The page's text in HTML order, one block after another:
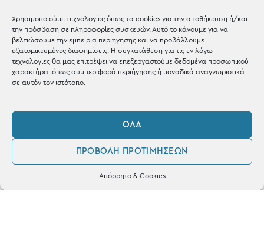
Χρησιμοποιούμε τεχνολογίες όπως τα cookies για την αποθήκευση ή/και
την πρόσβαση σε πληροφορίες συσκευών. Αυτό το κάνουμε για να
βελτιώσουμε την εμπειρία περιήγησης και να προβάλλουμε
εξατομικευμένες διαφημίσεις. Η συγκατάθεση για τις εν λόγω
τεχνολογίες θα μας επιτρέψει να επεξεργαστούμε δεδομένα προσωπικού
χαρακτήρα, όπως συμπεριφορά περιήγησης ή μοναδικά αναγνωριστικά
σε αυτόν τον ιστότοπο.
ΌΛΑ
ΠΡΟΒΟΛΉ ΠΡΟΤΙΜΉΣΕΩΝ
Απόρρητο & Cookies
Blog
Shop the look
ΚΑΤΑΣΤΗΜΑ
Σταθά 17, 38221 Βόλος
Δευ / Τετ / Σαβ: 09:00 - 15:00
0